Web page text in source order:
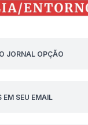
JORNAL OPÇÃO
EM SEU EMAIL